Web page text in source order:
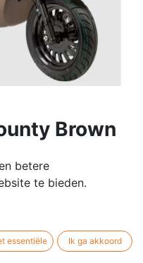
Brown
geleverd
details
betere
te bieden.
essentiële Ik ga akkoord